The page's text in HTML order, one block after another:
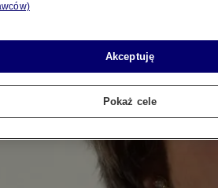
Akceptuję
Pokaż cele